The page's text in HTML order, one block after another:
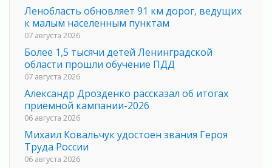
Ленобласть обновляет 91 км дорог, ведущих
к малым населенным пунктам
07 августа 2026
Более 1,5 тысячи детей Ленинградской
области прошли обучение ПДД
07 августа 2026
Александр Дрозденко рассказал об итогах
приемной кампании-2026
06 августа 2026
Михаил Ковальчук удостоен звания Героя
Труда России
06 августа 2026